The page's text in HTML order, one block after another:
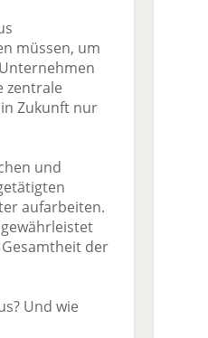
müssen, um
zentrale
Zukunft nur
und
aufarbeiten.
der
Und wie